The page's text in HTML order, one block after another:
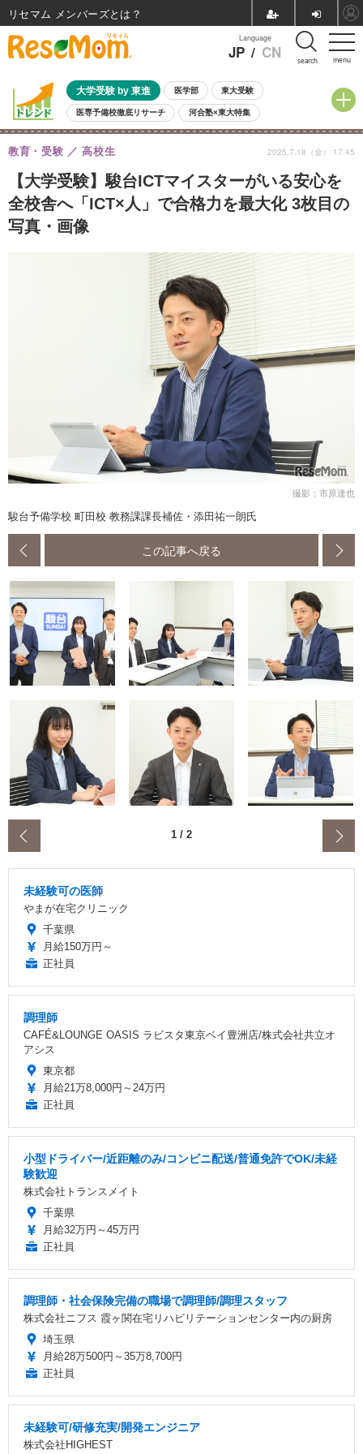
menu
Language
JP / CN search
大学受験 by 東進 医学部 東大受験
医専予備校徹底リサーチ 河合塾×東大特集
親子で考える大学選び 高校受験 中学受験 小学校受験
共通テスト 夏休み
8月開催イベント・WS 全国公立高校 過去問 人気記事
自由研究教材（小学生向け） 自由研究教材（中学生向け） ランキング
【大学受験】駿台ICTマイスターがいる安心を
全校舎へ「ICT×人」で合格力を最大化 3枚目の
写真・画像
教育・受験 高校生 2025.7.18（金） 17:45
撮影：市原達也
駿台予備学校 町田校 教務課課長補佐・添田祐一朗氏
この記事へ戻る
1 / 2
未経験可の医師
やまが在宅クリニック
千葉県
月給150万円～
正社員
調理師
CAFÉ&LOUNGE OASIS ラビスタ東京ベイ豊洲店/株式会社共立オ
アシス
東京都
月給21万8,000円～24万円
正社員
小型ドライバー/近距離のみ/コンビニ配送/普通免許でOK/未経
験歓迎
株式会社トランスメイト
千葉県
月給32万円～45万円
正社員
調理師・社会保険完備の職場で調理師/調理スタッフ
株式会社ニフス 霞ヶ関在宅リハビリテーションセンター内の厨房
埼玉県
月給28万500円～35万8,700円
正社員
未経験可/研修充実/開発エンジニア
株式会社HIGHEST
リセマム メンバーズ